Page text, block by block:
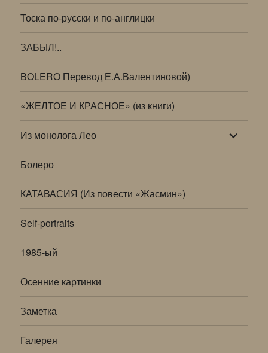
Тоска по-русски и по-англицки
ЗАБЫЛ!..
BOLERO Перевод Е.А.Валентиновой)
«ЖЕЛТОЕ И КРАСНОЕ» (из книги)
Из монолога Лео раскрыть
дочернее
меню
Болеро
КАТАВАСИЯ (Из повести «Жасмин»)
Self-portraits
1985-ый
Осенние картинки
Заметка
Галерея